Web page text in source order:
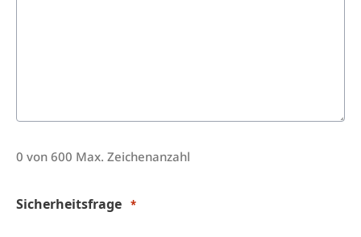
0 von 600 Max. Zeichenanzahl
Sicherheitsfrage *